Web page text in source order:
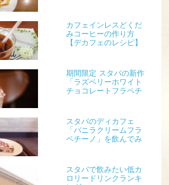
カフェインレスどくだ
みコーヒーの作り方
【デカフェのレシピ】
期間限定 スタバの新作
「ラズベリーホワイト
チョコレートフラペチ
スタバのディカフェ
「バニラクリームフラ
ペチーノ」を飲んでみ
スタバで飲みたい低カ
ロリードリンクランキ